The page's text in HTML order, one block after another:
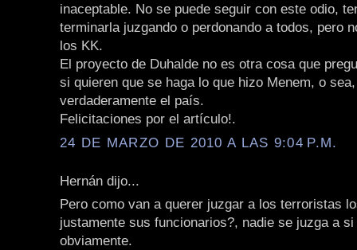
inaceptable. No se puede seguir con este odio,
terminarla juzgando o perdonando a todos, pero
los KK.
El proyecto de Duhalde no es otra cosa que
si quieren que se haga lo que hizo Menem, o
verdaderamente el país.
Felicitaciones por el artículo!.
24 DE MARZO DE 2010 A LAS 9:04 P.M.
Hernán dijo...
Pero como van a querer juzgar a los terroristas
justamente sus funcionarios?, nadie se juzga a
obviamente.